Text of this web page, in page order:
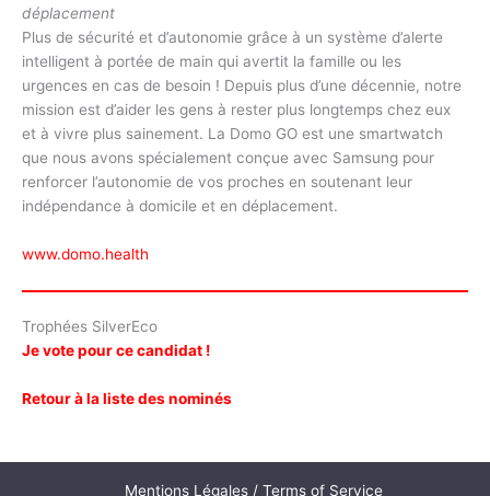
déplacement
Plus de sécurité et d’autonomie grâce à un système d’alerte
intelligent à portée de main qui avertit la famille ou les
urgences en cas de besoin ! Depuis plus d’une décennie, notre
mission est d’aider les gens à rester plus longtemps chez eux
et à vivre plus sainement. La Domo GO est une smartwatch
que nous avons spécialement conçue avec Samsung pour
renforcer l’autonomie de vos proches en soutenant leur
indépendance à domicile et en déplacement.
www.domo.health
Trophées SilverEco
Je vote pour ce candidat !
Retour à la liste des nominés
Mentions Légales / Terms of Service